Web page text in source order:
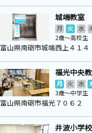
城端教室
月 火 水
2歳～高校生
富山県南砺市城端西上４１４
福光中央
月 火 水
3歳～中学生
富山県南砺市福光７０６２
井波小学